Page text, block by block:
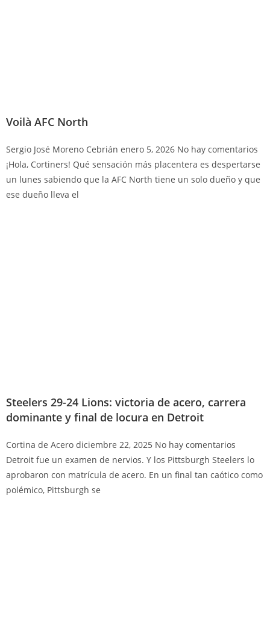
Voilà AFC North
Sergio José Moreno Cebrián enero 5, 2026 No hay comentarios
¡Hola, Cortiners! Qué sensación más placentera es despertarse
un lunes sabiendo que la AFC North tiene un solo dueño y que
ese dueño lleva el
Steelers 29-24 Lions: victoria de acero, carrera
dominante y final de locura en Detroit
Cortina de Acero diciembre 22, 2025 No hay comentarios
Detroit fue un examen de nervios. Y los Pittsburgh Steelers lo
aprobaron con matrícula de acero. En un final tan caótico como
polémico, Pittsburgh se